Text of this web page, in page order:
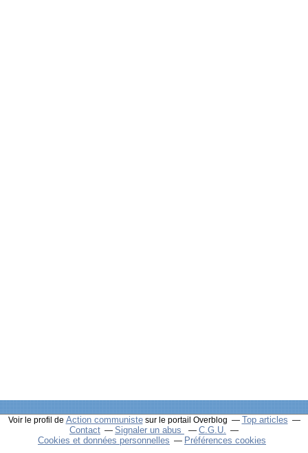
Voir le profil de Action communistesur le portail Overblog
Top articles
Contact
Signaler un abus
C.G.U.
Cookies et données personnelles
Préférences cookies